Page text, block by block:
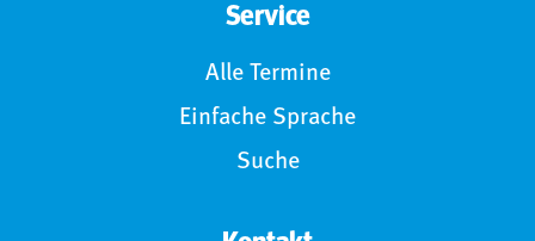
Service
Alle Termine
Einfache Sprache
Suche